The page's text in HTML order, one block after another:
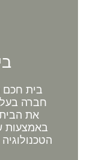
בית חכם
חברה
את
באמצעות